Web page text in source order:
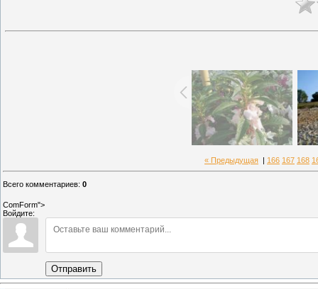
« Предыдущая 166 167 168
Всего комментариев: 0
ComForm">
Войдите:
Отправить